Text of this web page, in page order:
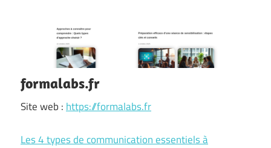
formalabs.fr
Site web : https://formalabs.fr
Les 4 types de communication essentiels à